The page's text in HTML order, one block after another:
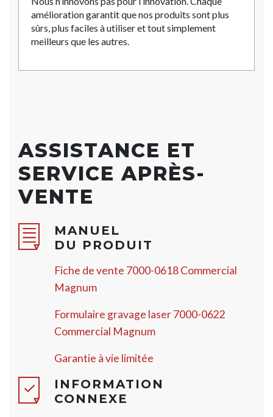
amélioration garantit que nos produits sont plus
sûrs, plus faciles à utiliser et tout simplement
meilleurs que les autres.
ASSISTANCE ET
SERVICE APRÈS-
VENTE
MANUEL
DU PRODUIT
Fiche de vente 7000-0618 Commercial
Magnum
Formulaire gravage laser 7000-0622
Commercial Magnum
Garantie à vie limitée
INFORMATION
CONNEXE